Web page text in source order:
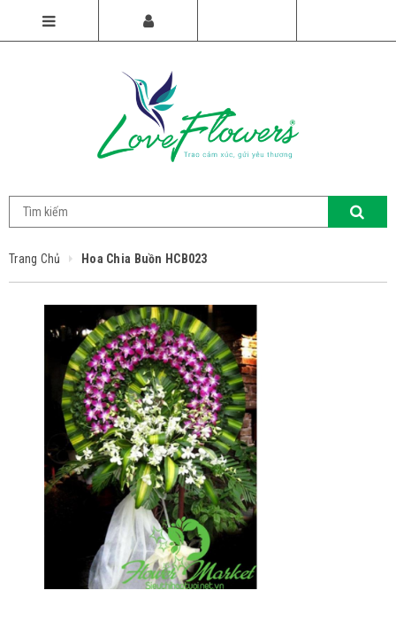
Trang Chủ Hoa Chia Buồn HCB023